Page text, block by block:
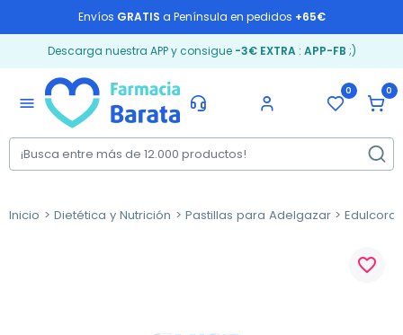
Envíos GRATIS a Península en pedidos +65€
Descarga nuestra APP y consigue -3€ EXTRA: APP-FB ;)
menu
0 0
Inicio Dietética y Nutrición Pastillas para Adelgazar
favorite_border